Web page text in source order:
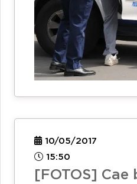
10/05/2017
15:50
[FOTOS] Cae